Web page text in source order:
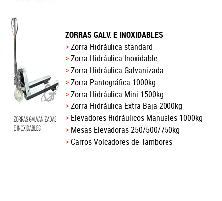
ZORRAS GALV. E INOXIDABLES
Zorra Hidráulica standard
Zorra Hidráulica Inoxidable
Zorra Hidráulica Galvanizada
Zorra Pantográfica 1000kg
Zorra Hidráulica Mini 1500kg
Zorra Hidráulica Extra Baja 2000kg
Elevadores Hidráulicos Manuales 1000kg
Mesas Elevadoras 250/500/750kg
Carros Volcadores de Tambores